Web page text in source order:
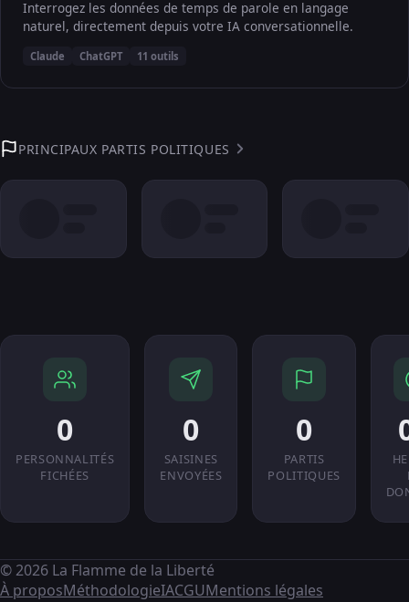
Interrogez les données de temps de parole en langage
naturel, directement depuis votre IA conversationnelle.
Claude ChatGPT 11 outils
PRINCIPAUX PARTIS POLITIQUES
0
PERSONNALITÉS
FICHÉES
0
SAISINES
ENVOYÉES
0
PARTIS
POLITIQUES
© 2026 La Flamme de la Liberté
À proposMéthodologieIACGUMentions légales